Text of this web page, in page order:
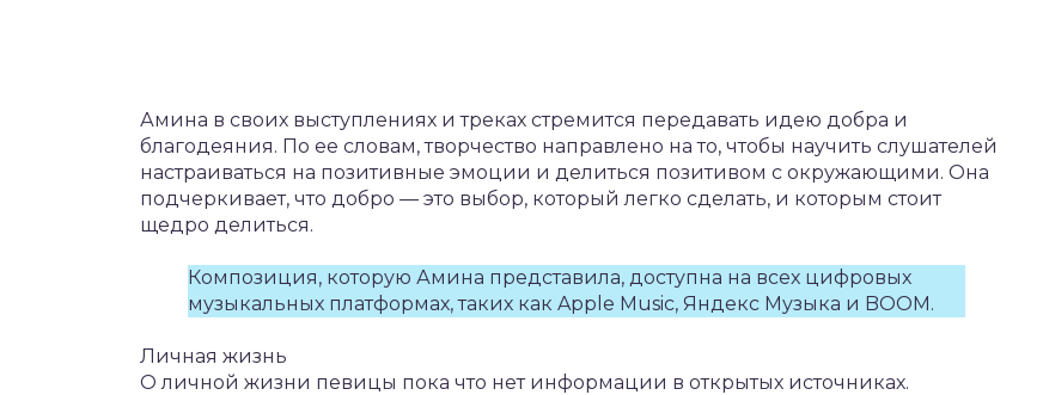
Амина в своих выступлениях и треках стремится передавать идею добра и
благодеяния. По ее словам, творчество направлено на то, чтобы научить слушателей
настраиваться на позитивные эмоции и делиться позитивом с окружающими. Она
подчеркивает, что добро — это выбор, который легко сделать, и которым стоит
щедро делиться.
Композиция, которую Амина представила, доступна на всех цифровых
музыкальных платформах, таких как Apple Music, Яндекс Музыка и BOOM.
Личная жизнь
О личной жизни певицы пока что нет информации в открытых источниках.